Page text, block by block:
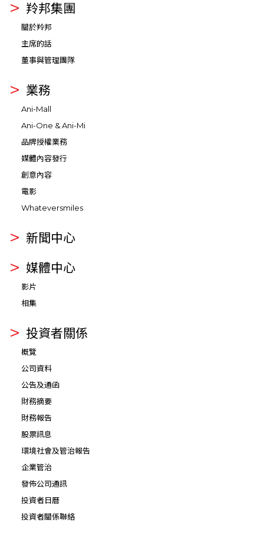
羚邦集團
關於羚邦
主席的話
董事與管理團隊
業務
Ani-Mall
Ani-One & Ani-Mi
品牌授權業務
媒體內容發行
創意內容
電影
Whateversmiles
新聞中心
媒體中心
影片
相集
投資者關係
概覽
公司資料
公告及通函
財務摘要
財務報告
股票訊息
環境社會及管治報告
企業管治
發佈公司通訊
投資者日曆
投資者關係聯絡